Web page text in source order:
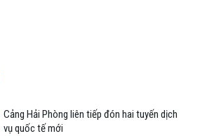
Cảng Hải Phòng liên tiếp đón hai tuyến dịch
vụ quốc tế mới